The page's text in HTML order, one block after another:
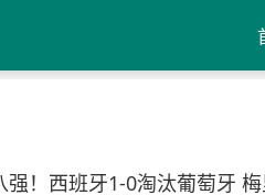
！西班牙1-0淘汰葡萄牙